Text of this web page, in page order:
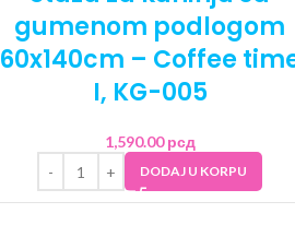
gumenom podlogom
60x140cm – Coffee
I, KG-005
1,590.00рсд
DODAJ U KORPU